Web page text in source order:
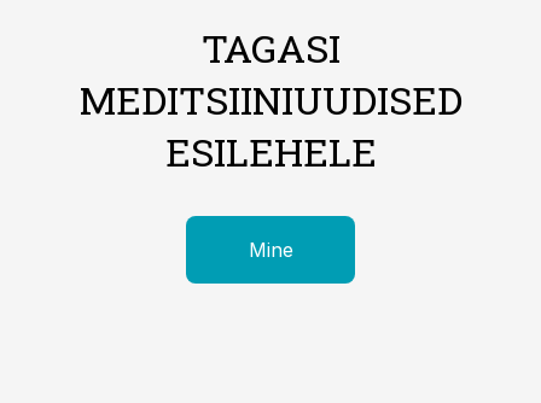
TAGASI
MEDITSIINIUUDISED
ESILEHELE
Mine